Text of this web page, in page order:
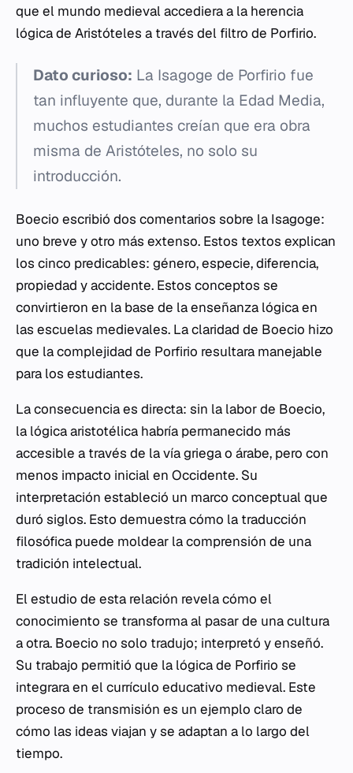
que el mundo medieval accediera a la herencia
lógica de Aristóteles a través del filtro de Porfirio.
Dato curioso: La Isagoge de Porfirio fue
tan influyente que, durante la Edad Media,
muchos estudiantes creían que era obra
misma de Aristóteles, no solo su
introducción.
Boecio escribió dos comentarios sobre la Isagoge:
uno breve y otro más extenso. Estos textos explican
los cinco predicables: género, especie, diferencia,
propiedad y accidente. Estos conceptos se
convirtieron en la base de la enseñanza lógica en
las escuelas medievales. La claridad de Boecio hizo
que la complejidad de Porfirio resultara manejable
para los estudiantes.
La consecuencia es directa: sin la labor de Boecio,
la lógica aristotélica habría permanecido más
accesible a través de la vía griega o árabe, pero con
menos impacto inicial en Occidente. Su
interpretación estableció un marco conceptual que
duró siglos. Esto demuestra cómo la traducción
filosófica puede moldear la comprensión de una
tradición intelectual.
El estudio de esta relación revela cómo el
conocimiento se transforma al pasar de una cultura
a otra. Boecio no solo tradujo; interpretó y enseñó.
Su trabajo permitió que la lógica de Porfirio se
integrara en el currículo educativo medieval. Este
proceso de transmisión es un ejemplo claro de
cómo las ideas viajan y se adaptan a lo largo del
tiempo.